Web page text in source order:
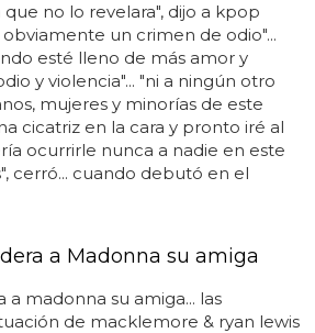
no lo revelara", dijo a kpop
obviamente un crimen de odio"...
esté lleno de más amor y
y violencia"... "ni a ningún otro
mujeres y minorías de este
cicatriz en la cara y pronto iré al
ocurrirle nunca a nadie en este
cerró... cuando debutó en el
a Madonna su amiga
madonna su amiga... las
de macklemore & ryan lewis